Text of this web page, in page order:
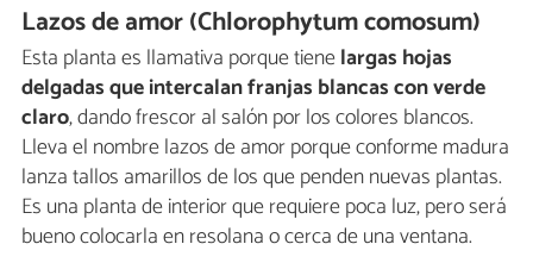
Lazos de amor (Chlorophytum comosum)
Esta planta es llamativa porque tienelargas hojas
delgadas que intercalan franjas blancas con verde
claro, dando frescor al salón por los colores blancos.
Lleva el nombre lazos de amor porque conforme madura
lanza tallos amarillos de los que penden nuevas plantas.
Es una planta de interior que requiere poca luz, pero será
bueno colocarla en resolana o cerca de una ventana.